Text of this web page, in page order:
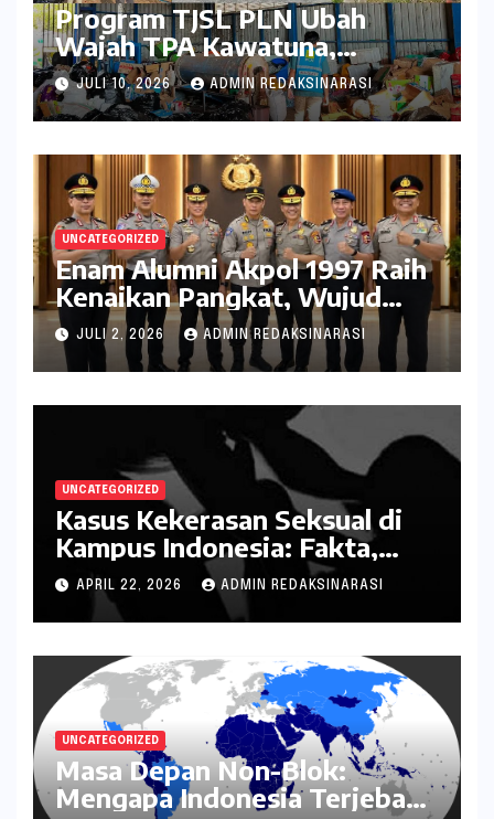
Program TJSL PLN Ubah
Wajah TPA Kawatuna,
Sampah Kini Bernilai Ekonomi
dan Lingkungan
JULI 10, 2026 ADMIN REDAKSINARASI
UNCATEGORIZED
Enam Alumni Akpol 1997 Raih
Kenaikan Pangkat, Wujud
Penghargaan atas Pengabdian
kepada Negara
JULI 2, 2026 ADMIN REDAKSINARASI
UNCATEGORIZED
Kasus Kekerasan Seksual di
Kampus Indonesia: Fakta,
Pola Berulang, dan Tantangan
Penanganannya
APRIL 22, 2026 ADMIN REDAKSINARASI
UNCATEGORIZED
Masa Depan Non-Blok:
Mengapa Indonesia Terjebak